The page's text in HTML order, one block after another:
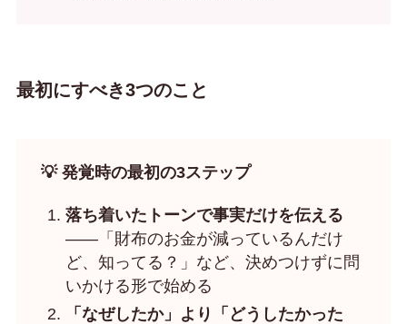
最初にすべき3つのこと
💡 発覚時の最初の3ステップ
落ち着いたトーンで事実だけを伝える
——「財布のお金が減っているんだけ
ど、知ってる？」など、決めつけずに問
いかける形で始める
「なぜしたか」より「どうしたかった